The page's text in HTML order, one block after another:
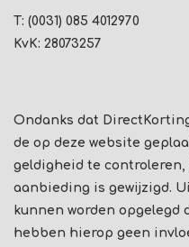
T: (0031) 085 4012970
KvK: 28073257
Ondanks dat
de op deze website
geldigheid te controleren,
aanbieding is gewijzigd.
kunnen worden opgelegd
hebben hierop geen